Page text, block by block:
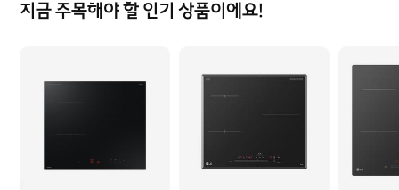
지금 주목해야 할 인기 상품이에요!